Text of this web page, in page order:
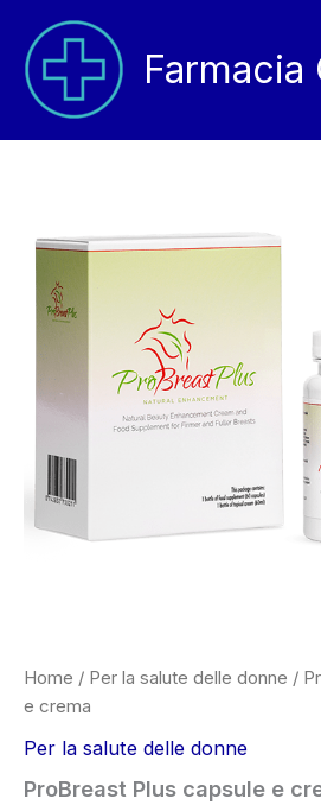
contenuto
Farmacia
Home / Per la salute delle donne /
e crema
Per la salute delle donne
ProBreast Plus capsule e